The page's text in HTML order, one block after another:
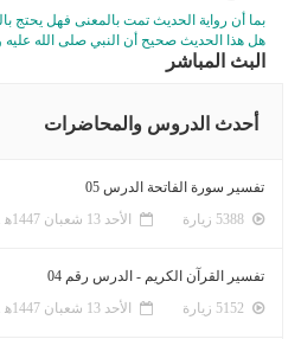
بما أن رواية الحديث تمت بالمعنى فهل يحتج
هل هذا الحديث صحيح أن النبي صلى الله
البث المباشر
أحدث الدروس والمحاضرات
تفسير سورة الفاتحة الدرس 05
الأحد 13 شعبان 1447ﻫ 1-2-2026م
تفسير القرآن الكريم - الدرس رقم 04
الأحد 13 شعبان 1447ﻫ 1-2-2026م